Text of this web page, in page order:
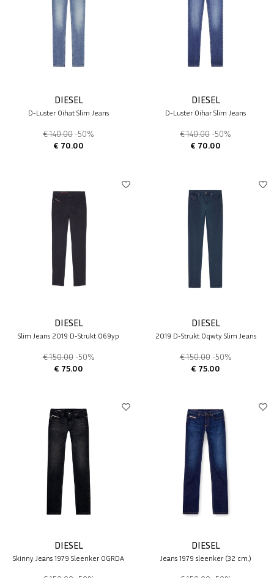
DIESEL
D-Luster 0ihat Slim Jeans
€ 140.00 -50%
€ 70.00
DIESEL
D-Luster 0ihar Slim Jeans
€ 140.00 -50%
€ 70.00
DIESEL
Slim Jeans 2019 D-Strukt 069yp
€ 150.00 -50%
€ 75.00
DIESEL
2019 D-Strukt 0qwty Slim Jeans
€ 150.00 -50%
€ 75.00
DIESEL
Skinny Jeans 1979 Sleenker 0GRDA
DIESEL
Jeans 1979 sleenker (32 cm.)